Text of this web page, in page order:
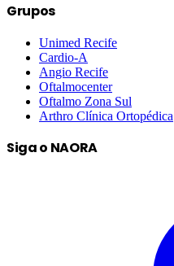
Grupos
Unimed Recife
Cardio-A
Angio Recife
Oftalmocenter
Oftalmo Zona Sul
Arthro Clínica Ortopédica
Siga o NAORA